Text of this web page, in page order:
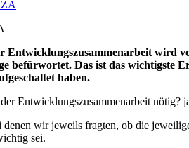
Entwicklungszusammenarbeit wird
befürwortet. Das ist das wichtigste
haben.
Entwicklungszusammenarbeit
denen wir jeweils fragten, ob die
sei.